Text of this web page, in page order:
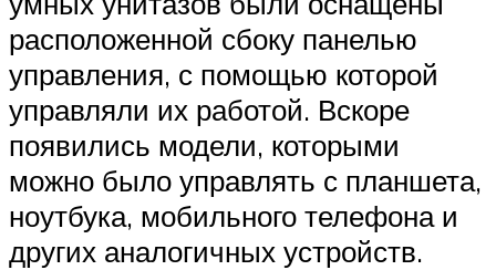
расположенной сбоку панелью
управления, с помощью которой
управляли их работой. Вскоре
появились модели, которыми
можно было управлять с планшета,
ноутбука, мобильного телефона и
других аналогичных устройств.